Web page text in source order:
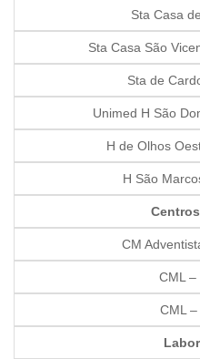
Sta Casa
Sta Casa São
Sta de
Unimed H São
H de Olhos
H São
CM
CML –
CML